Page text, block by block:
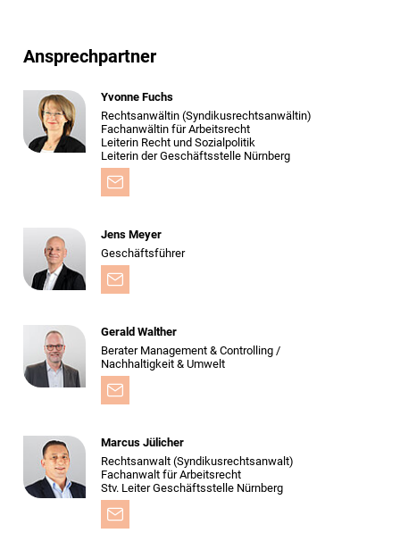
Ansprechpartner
Yvonne Fuchs
Rechtsanwältin (Syndikusrechtsanwältin)
Fachanwältin für Arbeitsrecht
Leiterin Recht und Sozialpolitik
Leiterin der Geschäftsstelle Nürnberg
Jens Meyer
Geschäftsführer
Gerald Walther
Berater Management & Controlling /
Nachhaltigkeit & Umwelt
Marcus Jülicher
Rechtsanwalt (Syndikusrechtsanwalt)
Fachanwalt für Arbeitsrecht
Stv. Leiter Geschäftsstelle Nürnberg